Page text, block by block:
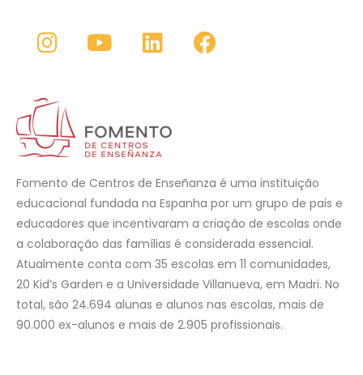
Fomento de Centros de Enseñanza é uma instituição
educacional fundada na Espanha por um grupo de pais e
educadores que incentivaram a criação de escolas onde
a colaboração das famílias é considerada essencial.
Atualmente conta com 35 escolas em 11 comunidades,
20 Kid’s Garden e a Universidade Villanueva, em Madri. No
total, são 24.694 alunas e alunos nas escolas, mais de
90.000 ex-alunos e mais de 2.905 profissionais.